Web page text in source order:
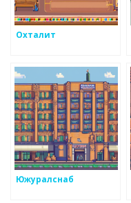
Охталит
Южуралснаб